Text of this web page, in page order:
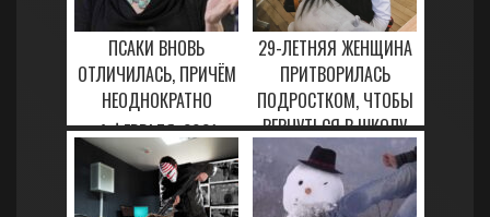
ПСАКИ ВНОВЬ
ОТЛИЧИЛАСЬ, ПРИЧЁМ
НЕОДНОКРАТНО
4 ФЕВРАЛЯ, 2021
29-ЛЕТНЯЯ ЖЕНЩИНА
ПРИТВОРИЛАСЬ
ПОДРОСТКОМ, ЧТОБЫ
ВЕРНУТЬСЯ В ШКОЛУ
24 МАРТА, 2023